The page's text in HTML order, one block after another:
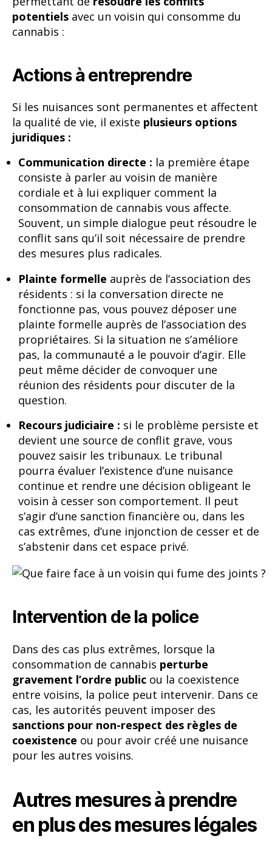
potentiels avec un voisin qui consomme du
cannabis :
Actions à entreprendre
Si les nuisances sont permanentes et affectent
la qualité de vie, il existe plusieurs options
juridiques :
Communication directe : la première étape
consiste à parler au voisin de manière
cordiale et à lui expliquer comment la
consommation de cannabis vous affecte.
Souvent, un simple dialogue peut résoudre le
conflit sans qu’il soit nécessaire de prendre
des mesures plus radicales.
Plainte formelle auprès de l’association des
résidents : si la conversation directe ne
fonctionne pas, vous pouvez déposer une
plainte formelle auprès de l’association des
propriétaires. Si la situation ne s’améliore
pas, la communauté a le pouvoir d’agir. Elle
peut même décider de convoquer une
réunion des résidents pour discuter de la
question.
Recours judiciaire : si le problème persiste et
devient une source de conflit grave, vous
pouvez saisir les tribunaux. Le tribunal
pourra évaluer l’existence d’une nuisance
continue et rendre une décision obligeant le
voisin à cesser son comportement. Il peut
s’agir d’une sanction financière ou, dans les
cas extrêmes, d’une injonction de cesser et de
s’abstenir dans cet espace privé.
Intervention de la police
Dans des cas plus extrêmes, lorsque la
consommation de cannabis perturbe
gravement l’ordre public ou la coexistence
entre voisins, la police peut intervenir. Dans ce
cas, les autorités peuvent imposer des
sanctions pour non-respect des règles de
coexistence ou pour avoir créé une nuisance
pour les autres voisins.
Autres mesures à prendre
en plus des mesures légales